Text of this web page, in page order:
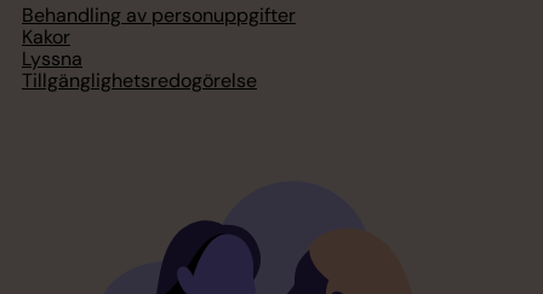
Behandling av personuppgifter
Kakor
Lyssna
Tillgänglighetsredogörelse